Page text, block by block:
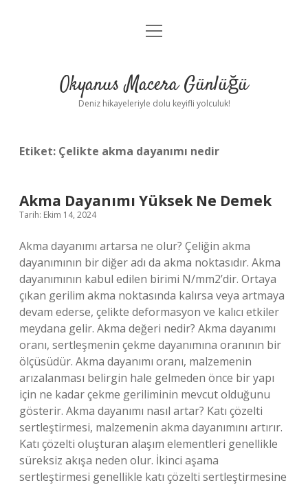
Anasayfa
Yasal Uyarı
menüyü
Okyanus Macera Günlüğü
Deniz hikayeleriyle dolu keyifli yolculuk!
Etiket: Çelikte akma dayanımı nedir
Akma Dayanımı Yüksek Ne Demek
Tarih: Ekim 14, 2024
Akma dayanımı artarsa ne olur? Çeliğin akma
dayanımının bir diğer adı da akma noktasıdır. Akma
dayanımının kabul edilen birimi N/mm2’dir. Ortaya
çıkan gerilim akma noktasında kalırsa veya artmaya
devam ederse, çelikte deformasyon ve kalıcı etkiler
meydana gelir. Akma değeri nedir? Akma dayanımı
oranı, sertleşmenin çekme dayanımına oranının bir
ölçüsüdür. Akma dayanımı oranı, malzemenin
arızalanması belirgin hale gelmeden önce bir yapı
için ne kadar çekme geriliminin mevcut olduğunu
gösterir. Akma dayanımı nasıl artar? Katı çözelti
sertleştirmesi, malzemenin akma dayanımını artırır.
Katı çözelti oluşturan alaşım elementleri genellikle
süreksiz akışa neden olur. İkinci aşama
sertleştirmesi genellikle katı çözelti sertleştirmesine